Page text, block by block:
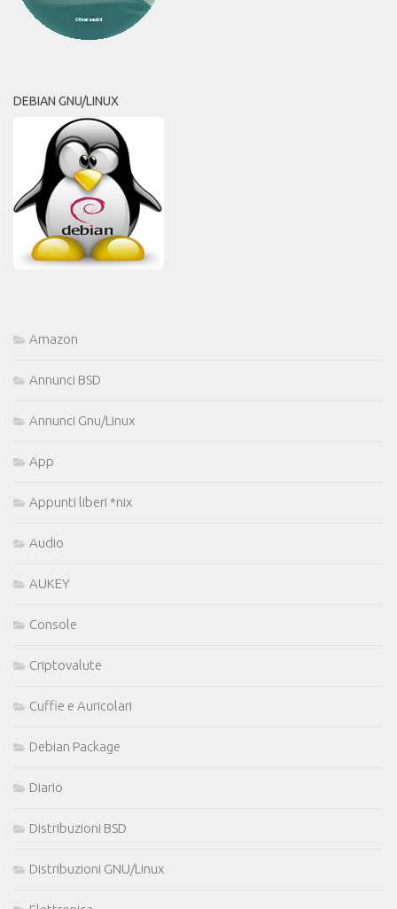
DEBIAN GNU/LINUX
Amazon
Annunci BSD
Annunci Gnu/Linux
App
Appunti liberi *nix
Audio
AUKEY
Console
Criptovalute
Cuffie e Auricolari
Debian Package
Diario
Distribuzioni BSD
Distribuzioni GNU/Linux